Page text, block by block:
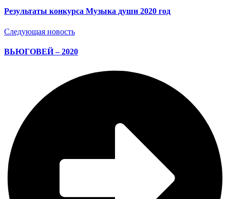
Результаты конкурса Музыка души 2020 год
Следующая новость
ВЬЮГОВЕЙ – 2020